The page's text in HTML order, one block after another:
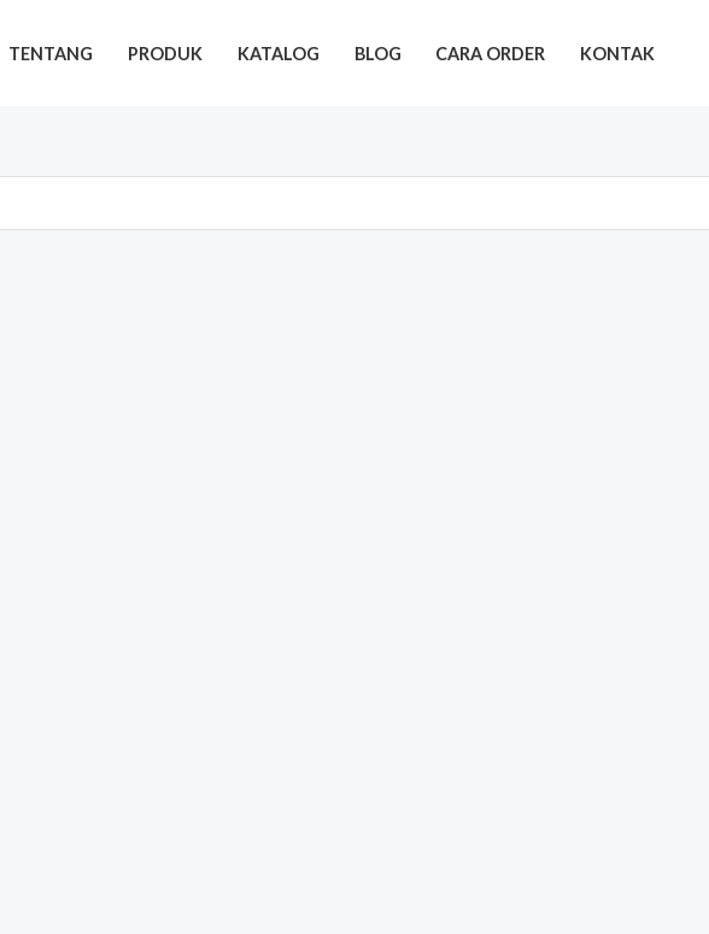
TENTANG PRODUK KATALOG BLOG CARA ORDER KONTAK